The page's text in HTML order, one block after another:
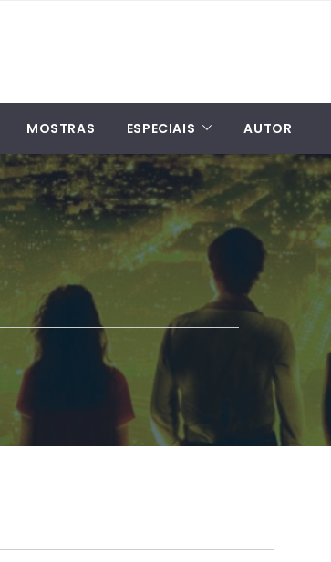
MOSTRAS ESPECIAIS AUTOR